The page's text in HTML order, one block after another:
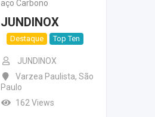
aço Carbono
JUNDINOX
Destaque Top Ten
JUNDINOX
Varzea Paulista, São
Paulo
162 Views